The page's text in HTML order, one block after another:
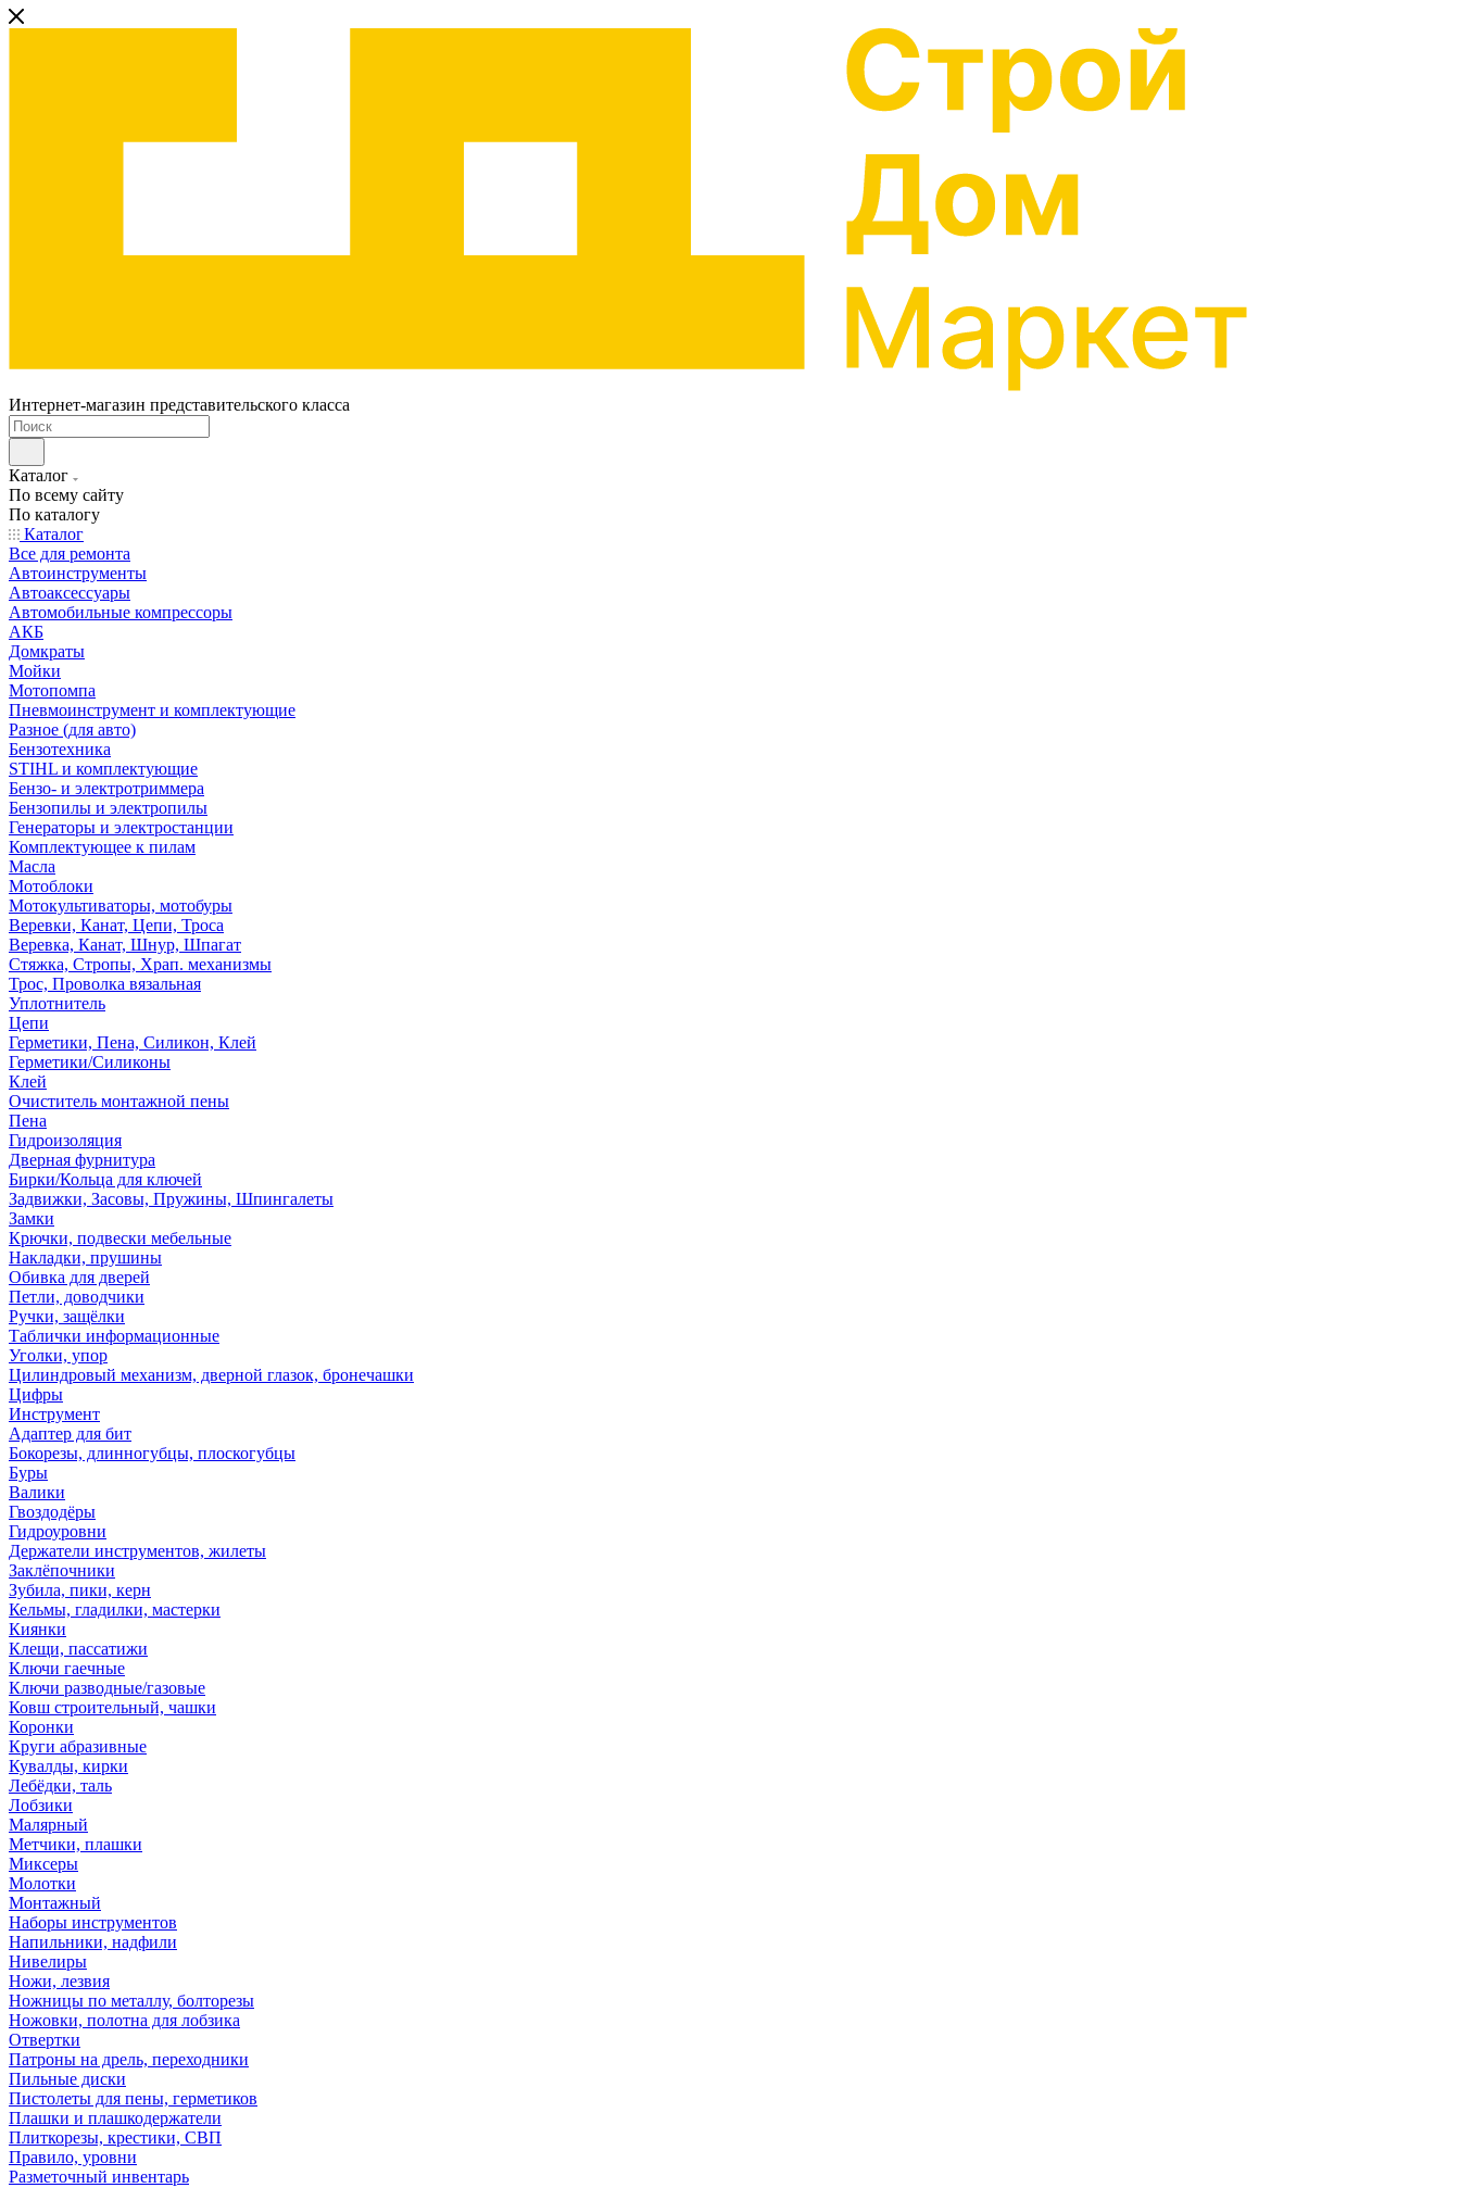
Интернет-магазин представительского класса
Каталог
По всему сайту
По каталогу
Каталог
Все для ремонта
Автоинструменты
Автоаксессуары
Автомобильные компрессоры
АКБ
Домкраты
Мойки
Мотопомпа
Пневмоинструмент и комплектующие
Разное (для авто)
Бензотехника
STIHL и комплектующие
Бензо- и электротриммера
Бензопилы и электропилы
Генераторы и электростанции
Комплектующее к пилам
Масла
Мотоблоки
Мотокультиваторы, мотобуры
Веревки, Канат, Цепи, Троса
Веревка, Канат, Шнур, Шпагат
Стяжка, Стропы, Храп. механизмы
Трос, Проволка вязальная
Уплотнитель
Цепи
Герметики, Пена, Силикон, Клей
Герметики/Силиконы
Клей
Очиститель монтажной пены
Пена
Гидроизоляция
Дверная фурнитура
Бирки/Кольца для ключей
Задвижки, Засовы, Пружины, Шпингалеты
Замки
Крючки, подвески мебельные
Накладки, прушины
Обивка для дверей
Петли, доводчики
Ручки, защёлки
Таблички информационные
Уголки, упор
Цилиндровый механизм, дверной глазок, бронечашки
Цифры
Инструмент
Адаптер для бит
Бокорезы, длинногубцы, плоскогубцы
Буры
Валики
Гвоздодёры
Гидроуровни
Держатели инструментов, жилеты
Заклёпочники
Зубила, пики, керн
Кельмы, гладилки, мастерки
Киянки
Клещи, пассатижи
Ключи гаечные
Ключи разводные/газовые
Ковш строительный, чашки
Коронки
Круги абразивные
Кувалды, кирки
Лебёдки, таль
Лобзики
Малярный
Метчики, плашки
Миксеры
Молотки
Монтажный
Наборы инструментов
Напильники, надфили
Нивелиры
Ножи, лезвия
Ножницы по металлу, болторезы
Ножовки, полотна для лобзика
Отвертки
Патроны на дрель, переходники
Пильные диски
Пистолеты для пены, герметиков
Плашки и плашкодержатели
Плиткорезы, крестики, СВП
Правило, уровни
Разметочный инвентарь